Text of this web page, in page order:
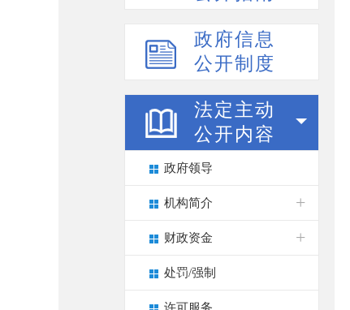
政府信息
公开制度
法定主动
公开内容
政府领导
机构简介
财政资金
处罚/强制